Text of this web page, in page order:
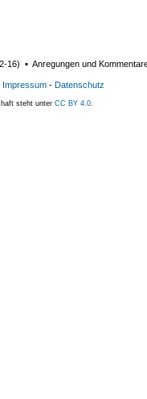
16) ▪ Anregungen und
Impressum - Datenschutz
steht unter CC BY 4.0